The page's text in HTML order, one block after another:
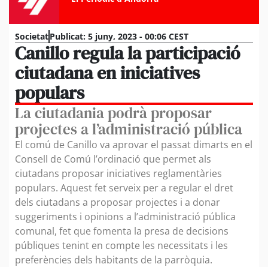
SocietatPublicat: 5 juny, 2023 - 00:06 CEST
Canillo regula la participació
ciutadana en iniciatives
populars
La ciutadania podrà proposar
projectes a l’administració pública
El comú de Canillo va aprovar el passat dimarts en el
Consell de Comú l’ordinació que permet als
ciutadans proposar iniciatives reglamentàries
populars. Aquest fet serveix per a regular el dret
dels ciutadans a proposar projectes i a donar
suggeriments i opinions a l’administració pública
comunal, fet que fomenta la presa de decisions
públiques tenint en compte les necessitats i les
preferències dels habitants de la parròquia.